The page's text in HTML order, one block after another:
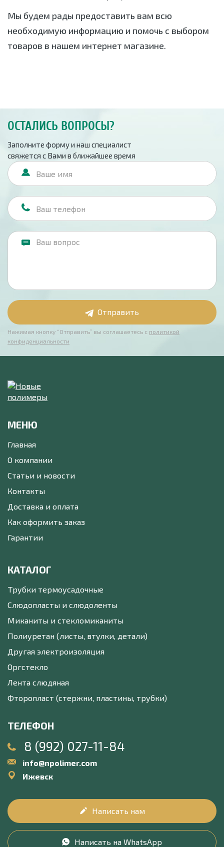
Мы будем рады предоставить вам всю
необходимую информацию и помочь с выбором
товаров в нашем интернет магазине.
ОСТАЛИСЬ ВОПРОСЫ?
Заполните форму и наш специалист
свяжется с Вами в ближайшее время
Отправить
Нажимая кнопку “Отправить” вы соглашаетесь с политикой
конфиденциальности
МЕНЮ
Главная
О компании
Статьи и новости
Контакты
Доставка и оплата
Как оформить заказ
Гарантии
КАТАЛОГ
Трубки термоусадочные
Слюдопласты и слюдоленты
Миканиты и стекломиканиты
Полиуретан (листы, втулки, детали)
Другая электроизоляция
Оргстекло
Лента слюдяная
Фторопласт (стержни, пластины, трубки)
ТЕЛЕФОН
8 (992) 027-11-84
info@npolimer.com
Ижевск
Написать нам
Написать на WhatsApp